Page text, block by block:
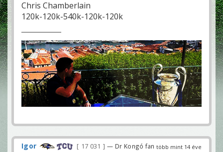
Chris Chamberlain
120k-120k-540k-120k-120k
több mint 14 éve
Igor 17 031 — Dr Kongó fan